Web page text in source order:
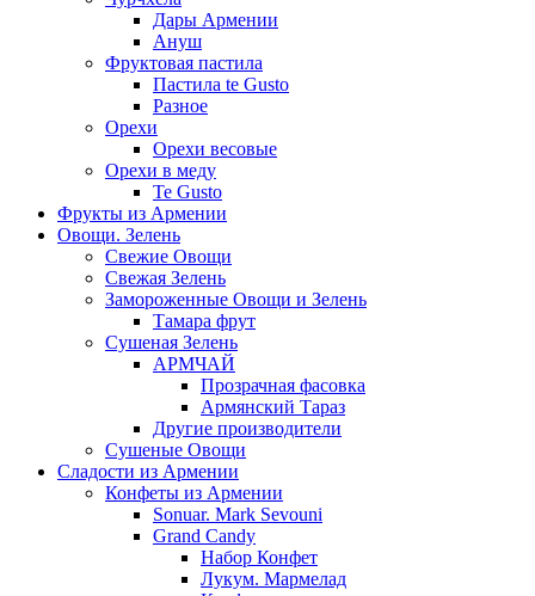
Дары Армении
Ануш
Фруктовая пастила
Пастила te Gusto
Разное
Орехи
Орехи весовые
Орехи в меду
Te Gusto
Фрукты из Армении
Овощи. Зелень
Свежие Овощи
Свежая Зелень
Замороженные Овощи и Зелень
Тамара фрут
Сушеная Зелень
АРМЧАЙ
Прозрачная фасовка
Армянский Тараз
Другие производители
Сушеные Овощи
Сладости из Армении
Конфеты из Армении
Sonuar. Mark Sevouni
Grand Candy
Набор Конфет
Лукум. Мармелад